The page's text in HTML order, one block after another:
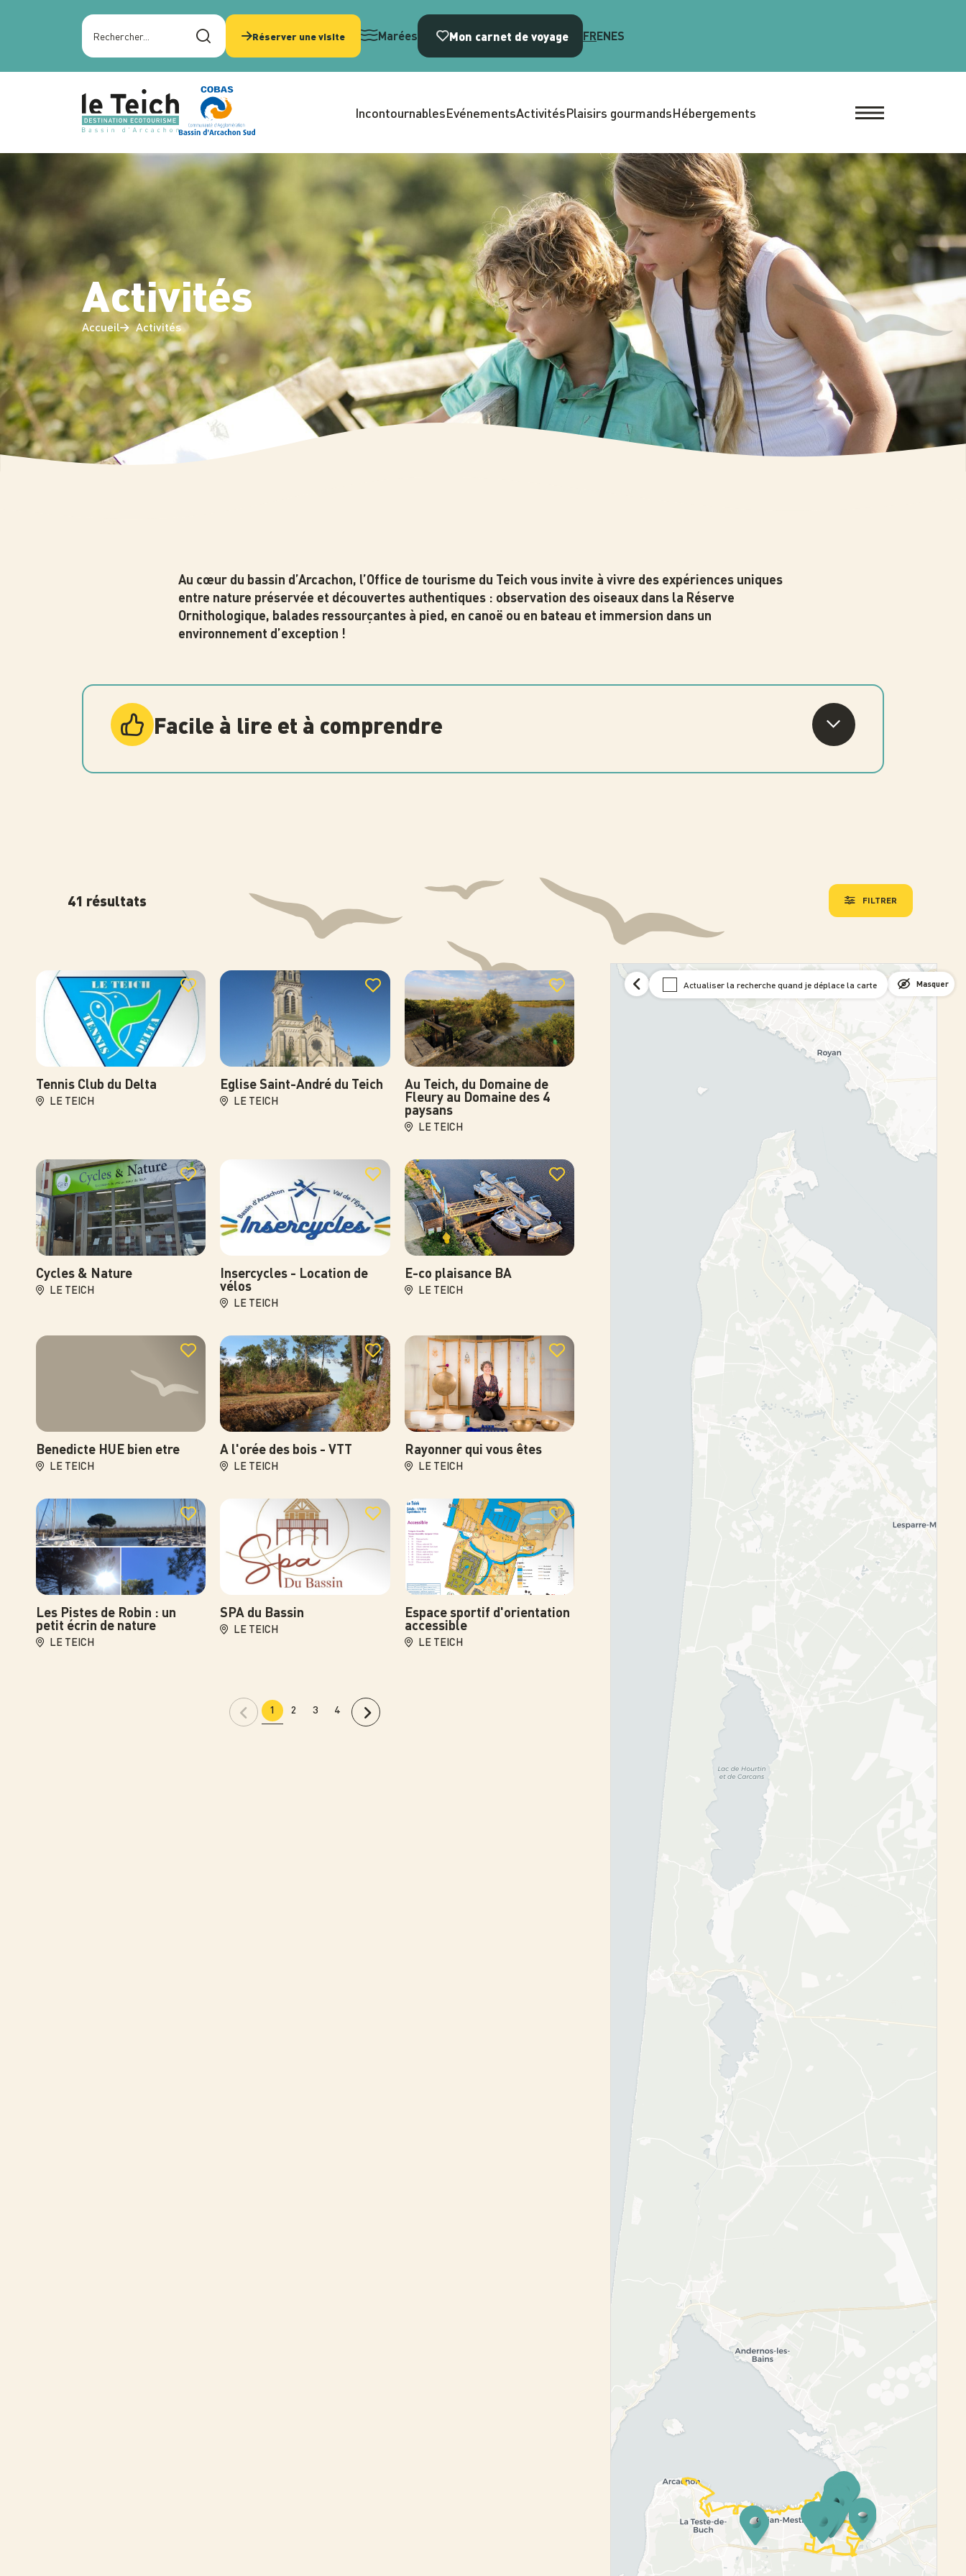
IncontournablesEvénementsActivitésPlaisirs gourmandsHébergements
Rechercher sur le site
Réserver une visite Marées Mon carnet de voyage FRENES
Activités
Accueil Activités
Au cœur du bassin d’Arcachon, l’Office de tourisme du Teich vous invite à vivre des expériences uniques
entre nature préservée et découvertes authentiques : observation des oiseaux dans la Réserve
Ornithologique, balades ressourçantes à pied, en canoë ou en bateau et immersion dans un
environnement d’exception !
Facile à lire et à comprendre
41 résultats FILTRER
Photo
Tennis Club du Delta
LE TEICH
Photo
Eglise Saint-André du Teich
LE TEICH
Photo
Au Teich, du Domaine de
Fleury au Domaine des 4
paysans
LE TEICH
Photo
Cycles & Nature
LE TEICH
Photo
Insercycles - Location de
vélos
LE TEICH
Photo
E-co plaisance BA
LE TEICH
Benedicte HUE bien etre
LE TEICH
Photo
A l'orée des bois - VTT
LE TEICH
Photo
Rayonner qui vous êtes
LE TEICH
Photo
Les Pistes de Robin : un
petit écrin de nature
LE TEICH
Photo
SPA du Bassin
LE TEICH
Photo
Espace sportif d'orientation
accessible
LE TEICH
1 2 3 4
Actualiser la recherche quand je déplace la carte